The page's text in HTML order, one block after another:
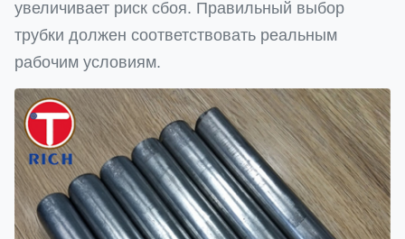
увеличивает риск сбоя. Правильный выбор
трубки должен соответствовать реальным
рабочим условиям.